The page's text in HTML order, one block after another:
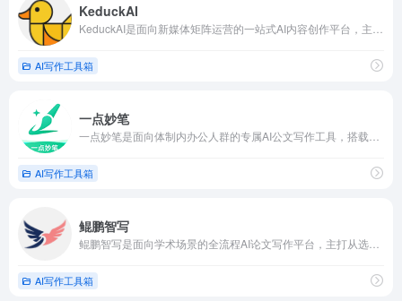
KeduckAI
AI写作工具箱
一点妙笔
AI写作工具箱
鲲鹏智写
AI写作工具箱